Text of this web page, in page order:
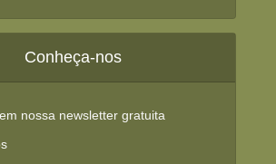
Conheça-nos
nossa newsletter gratuita